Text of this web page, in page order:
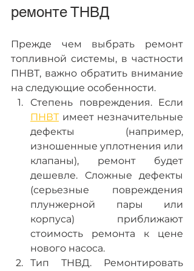
ремонте ТНВД
Прежде чем выбрать ремонт
топливной системы, в частности
ПНВТ, важно обратить внимание
на следующие особенности.
ПНВТ имеет незначительные
дефекты (например,
изношенные уплотнения или
клапаны), ремонт будет
дешевле. Сложные дефекты
(серьезные повреждения
плунжерной пары или
корпуса) приближают
стоимость ремонта к цене
нового насоса.
Тип ТНВД. Ремонтировать